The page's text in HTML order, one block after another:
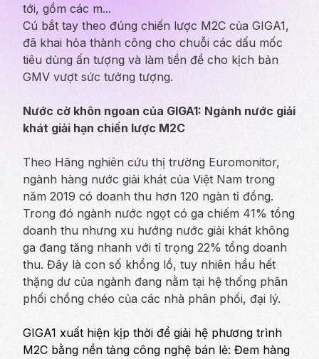
tới, gồm các m...
Cú bắt tay theo đúng chiến lược M2C của GIGA1,
đã khai hỏa thành công cho chuỗi các dấu mốc
tiêu dùng ấn tượng và làm tiền đề cho kịch bản
GMV vượt sức tưởng tượng.
Nước cờ khôn ngoan của GIGA1: Ngành nước giải
khát giải hạn chiến lược M2C
Theo Hãng nghiên cứu thị trường Euromonitor,
ngành hàng nước giải khát của Việt Nam trong
năm 2019 có doanh thu hơn 120 ngàn tỉ đồng.
Trong đó ngành nước ngọt có ga chiếm 41% tổng
doanh thu nhưng xu hướng nước giải khát không
ga đang tăng nhanh với tỉ trọng 22% tổng doanh
thu. Đây là con số khổng lồ, tuy nhiên hầu hết
thặng dư của ngành đang nằm tại hệ thống phân
phối chồng chéo của các nhà phân phối, đại lý.
GIGA1 xuất hiện kịp thời để giải hệ phương trình
M2C bằng nền tảng công nghệ bán lẻ: Đem hàng